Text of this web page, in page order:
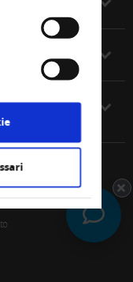
SCoop
dei dati